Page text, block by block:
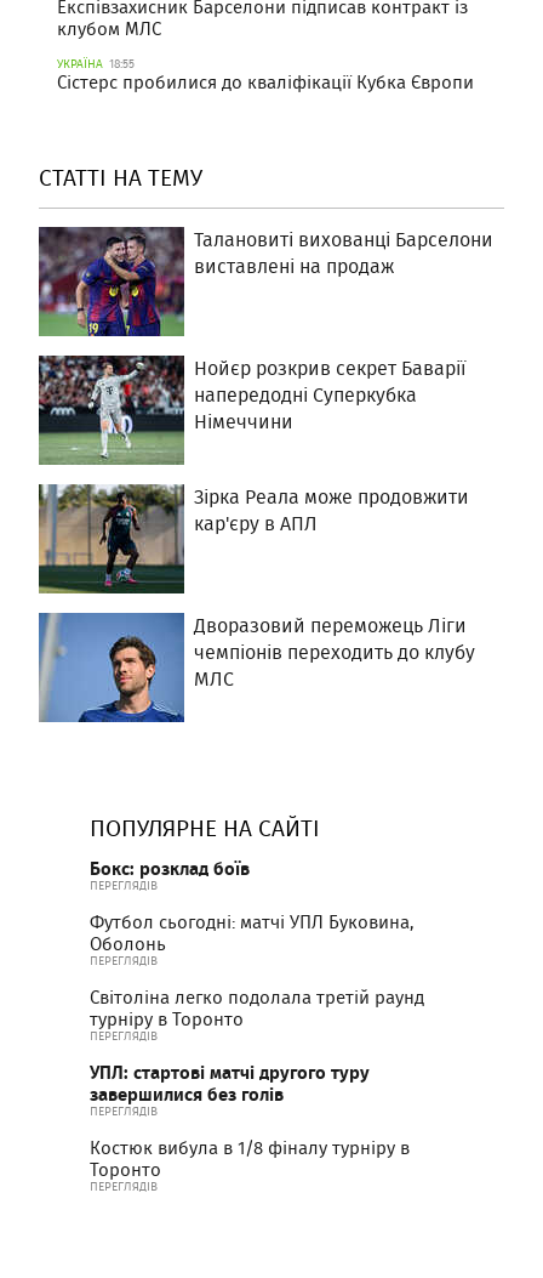
Експівзахисник Барселони підписав контракт із
клубом МЛС
УКРАЇНА 18:55
Сістерс пробилися до кваліфікації Кубка Європи
СТАТТІ НА ТЕМУ
Талановиті вихованці Барселони
виставлені на продаж
Нойєр розкрив секрет Баварії
напередодні Суперкубка
Німеччини
Зірка Реала може продовжити
кар'єру в АПЛ
Дворазовий переможець Ліги
чемпіонів переходить до клубу
МЛС
ПОПУЛЯРНЕ НА САЙТІ
Бокс: розклад боїв
ПЕРЕГЛЯДІВ
Футбол сьогодні: матчі УПЛ Буковина,
Оболонь
ПЕРЕГЛЯДІВ
Світоліна легко подолала третій раунд
турніру в Торонто
ПЕРЕГЛЯДІВ
УПЛ: стартові матчі другого туру
завершилися без голів
ПЕРЕГЛЯДІВ
Костюк вибула в 1/8 фіналу турніру в
Торонто
ПЕРЕГЛЯДІВ